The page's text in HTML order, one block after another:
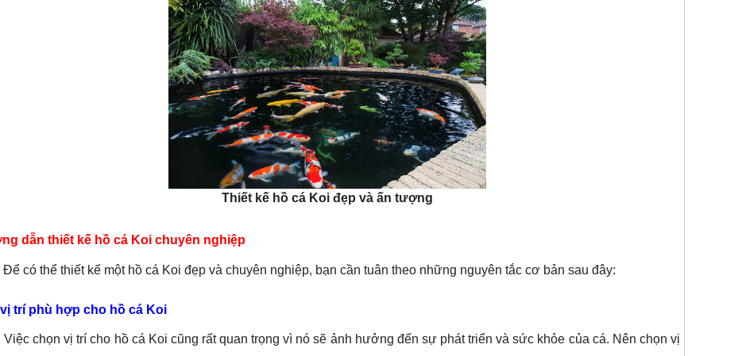
Thiết kế hồ cá Koi đẹp và ấn tượng
dẫn thiết kế hồ cá Koi chuyên nghiệp
thể thiết kế một hồ cá Koi đẹp và chuyên nghiệp, bạn cần tuân theo những nguyên tắc cơ bản sau đây:
trí phù hợp cho hồ cá Koi
chọn vị trí cho hồ cá Koi cũng rất quan trọng vì nó sẽ ảnh hưởng đến sự phát triển và sức khỏe của cá. Nên chọn vị